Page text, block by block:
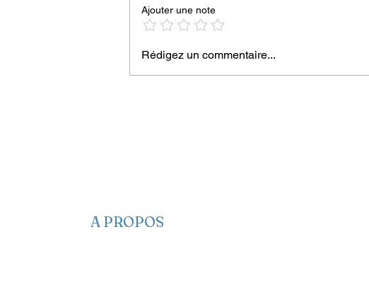
Les Haïtiens consomment de
l’eau contaminée, selon une
Ajouter une note
Rédigez un commentaire...
A PROPOS